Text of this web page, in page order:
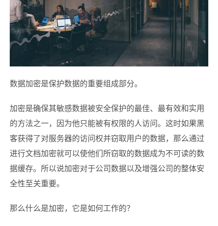
数据加密是保护数据的重要组成部分。
加密是确保其敏感数据被安全保护的最佳、最有效和实用
的方法之一，因为他只能被有权限的人访问。这时如果黑
客获得了对服务器的访问权并窃取用户的数据，那么通过
进行文档加密就可以使他们所窃取的数据成为不可读的数
据缓存。所以说加密对于公司数据以及增强公司的整体安
全性至关重要。
那么什么是加密，它是如何工作的？